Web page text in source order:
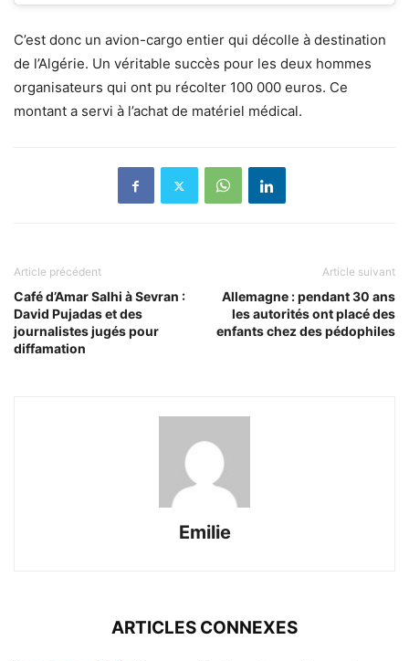
C’est donc un avion-cargo entier qui décolle à destination
de l’Algérie. Un véritable succès pour les deux hommes
organisateurs qui ont pu récolter 100 000 euros. Ce
montant a servi à l’achat de matériel médical.
Article précédent
Café d’Amar Salhi à Sevran :
David Pujadas et des
journalistes jugés pour
diffamation
Article suivant
Allemagne : pendant 30 ans
les autorités ont placé des
enfants chez des pédophiles
Emilie
ARTICLES CONNEXES